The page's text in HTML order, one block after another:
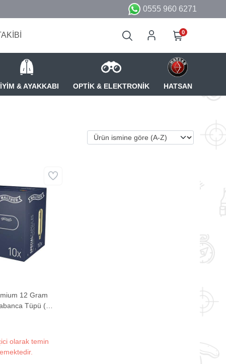
0555 960 6271
0
& AYAKKABI OPTİK & ELEKTRONİK HATSAN
12 Gram
Tüpü (10
olarak temin